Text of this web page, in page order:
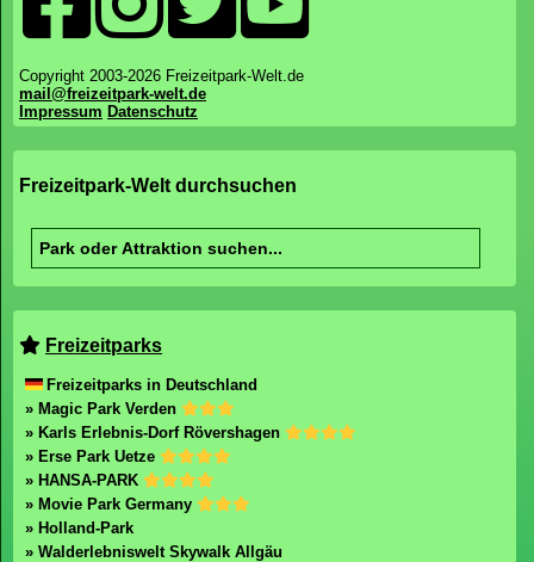
Copyright 2003-2026 Freizeitpark-Welt.de
mail@freizeitpark-welt.de
Impressum Datenschutz
Freizeitpark-Welt durchsuchen
Freizeitparks
Freizeitparks in Deutschland
» Magic Park Verden
» Karls Erlebnis-Dorf Rövershagen
» Erse Park Uetze
» HANSA-PARK
» Movie Park Germany
» Holland-Park
» Walderlebniswelt Skywalk Allgäu